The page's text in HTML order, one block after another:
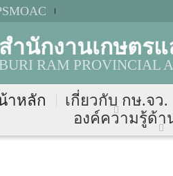
สำนักงานเกษตร
BURI RAM PROVINCIAL
าหลัก เกี่ยวกับ กษ.จว.
องค์ความรู้ด้า